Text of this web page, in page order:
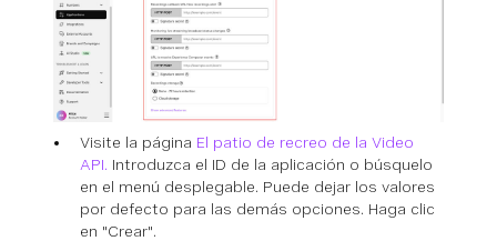
Visite la página El patio de recreo de la Video
API. Introduzca el ID de la aplicación o búsquelo
en el menú desplegable. Puede dejar los valores
por defecto para las demás opciones. Haga clic
en "Crear".